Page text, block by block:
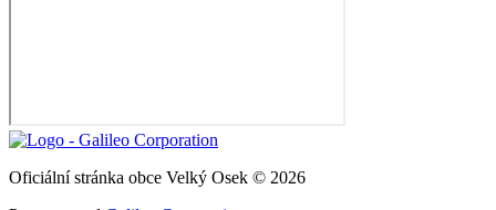
Oficiální stránka obce Velký Osek © 2026